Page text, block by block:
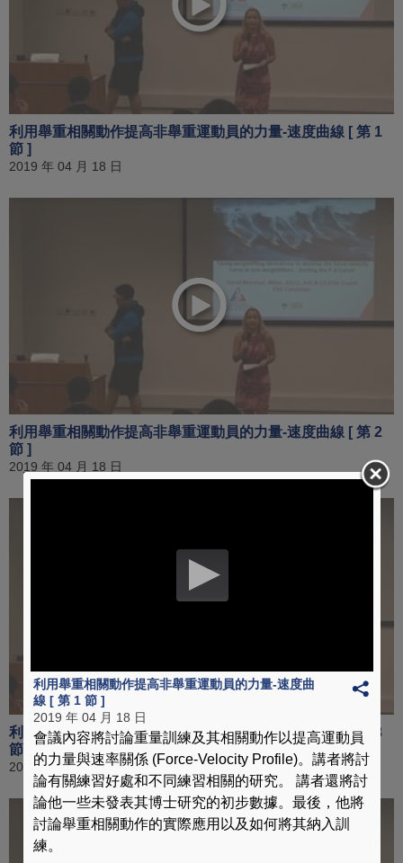
利用舉重相關動作提高非舉重運動員的力量-速度曲線 [ 第 1
節 ]
2019 年 04 月 18 日
利用舉重相關動作提高非舉重運動員的力量-速度曲線 [ 第 2
節 ]
2019 年 04 月 18 日
利用舉重相關動作提高非舉重運動員的力量-速度曲線 [ 第 3
節 ]
2019 年 04 月 18 日
利用舉重相關動作提高非舉重運動員的力量-速度曲
線 [ 第 1 節 ]
2019 年 04 月 18 日
會議內容將討論重量訓練及其相關動作以提高運動員
的力量與速率關係 (Force-Velocity Profile)。講者將討
論有關練習好處和不同練習相關的研究。 講者還將討
論他一些未發表其博士研究的初步數據。最後，他將
討論舉重相關動作的實際應用以及如何將其納入訓
練。